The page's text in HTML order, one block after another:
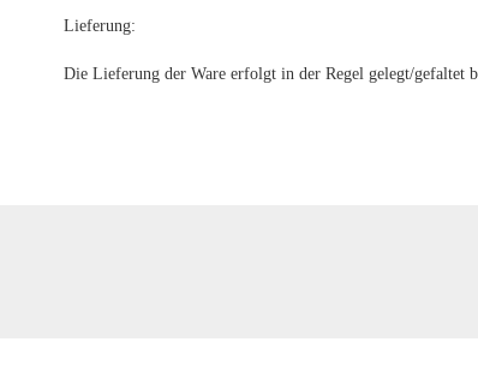
Lieferung:
Die Lieferung der Ware erfolgt in der Regel gelegt/gefaltet